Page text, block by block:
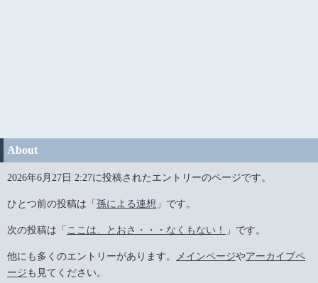
About
2026年6月27日 2:27に投稿されたエントリーのページです。
ひとつ前の投稿は「 孫による連想 」です。
次の投稿は「 ここは、とおさ・・・なくもない！ 」です。
他にも多くのエントリーがあります。 メインページやアーカイブペ
ージ も見てください。